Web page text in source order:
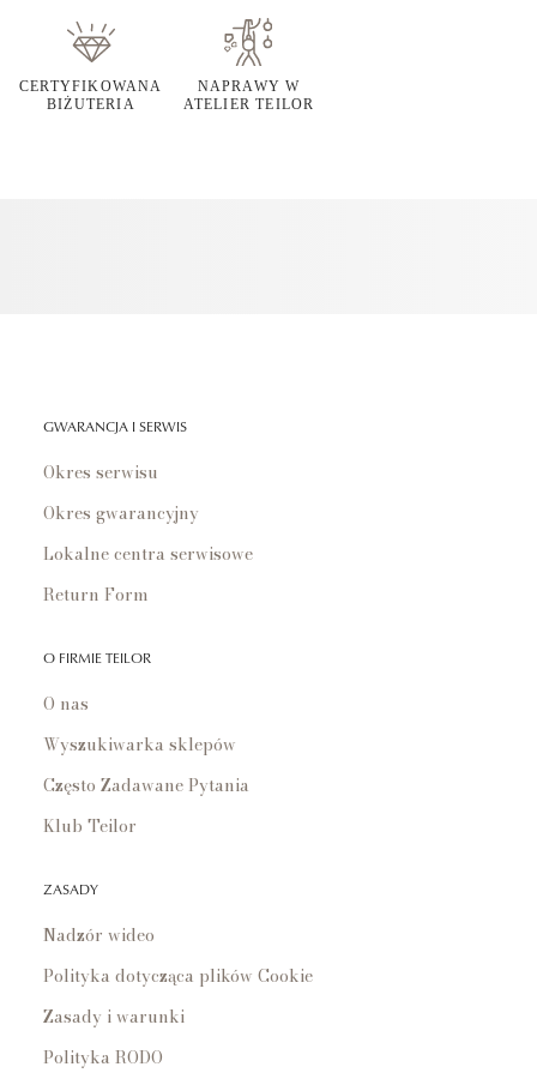
CERTYFIKOWANA
BIŻUTERIA
NAPRAWY W
ATELIER TEILOR
GWARANCJA I SERWIS
Okres serwisu
Okres gwarancyjny
Lokalne centra serwisowe
Return Form
O FIRMIE TEILOR
O nas
Wyszukiwarka sklepów
Często Zadawane Pytania
Klub Teilor
ZASADY
Nadzór wideo
Polityka dotycząca plików Cookie
Zasady i warunki
Polityka RODO